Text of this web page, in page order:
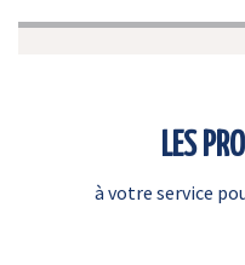
LES
à votre service